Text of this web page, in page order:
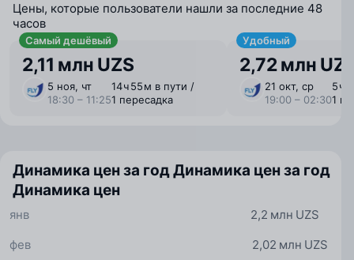
Цены, которые пользователи нашли за последние 48
часов
Самый дешёвый
2,11 млн UZS
5 ноя, чт
18:30 – 11:25
14 ⁠ч 55 ⁠м в пути /
1 пересадка
Удобный
2,72 млн
21 окт, ср
19:00 – 02:30
5 ⁠ч
1
Динамика цен за годДинамика цен за год
Динамика цен
2,2 млн UZS
янв
2,02 млн UZS
фев